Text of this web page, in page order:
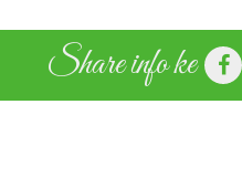
Share info ke